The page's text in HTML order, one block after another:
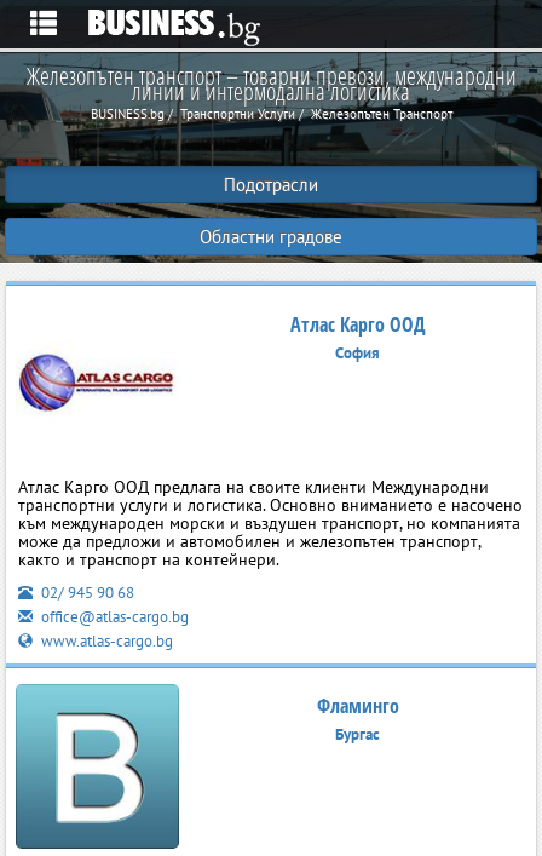
Железопътен транспорт – товарни превози, международни
линии и интермодална логистика
BUSINESS.bg Транспортни Услуги Железопътен Транспорт
Подотрасли
Областни градове
Атлас Карго ООД
София
Атлас Карго ООД предлага на своите клиенти Международни
транспортни услуги и логистика. Основно вниманието е насочено
към международен морски и въздушен транспорт, но компанията
може да предложи и автомобилен и железопътен транспорт,
както и транспорт на контейнери.
02/ 945 90 68
office@atlas-cargo.bg
www.atlas-cargo.bg
Фламинго
Бургас